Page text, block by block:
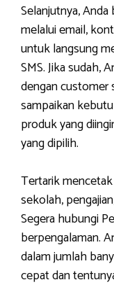
Selanjutnya,
melalui email,
untuk langsung
SMS. Jika sudah,
dengan customer
sampaikan
produk yang
yang dipilih.
Tertarik mencetak
sekolah,
Segera hubungi
berpengalaman.
dalam jumlah
cepat dan